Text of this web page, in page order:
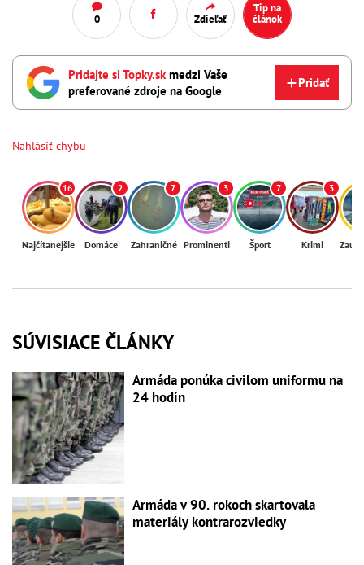
0 Zdieľať
Tip na
článok
Pridajte si Topky.sk medzi Vaše
preferované zdroje na Google
Pridať
Nahlásiť chybu
16
Najčítanejšie
2
Domáce
7
Zahraničné
3
Prominenti
7
Šport
3
Krimi
SÚVISIACE ČLÁNKY
Armáda ponúka civilom uniformu na
24 hodín
Armáda v 90. rokoch skartovala
materiály kontrarozviedky